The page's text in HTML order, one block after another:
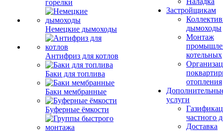
горелки
Немецкие дымоходы
Антифриз для котлов
Баки для топлива
Баки мембранные
Буферные ёмкости
Застройщикам
дымоходы
Монтаж
котельных
отопления
услуги
частного
Доставка